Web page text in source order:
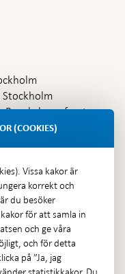
Stockholm
Brunkebergsfaret,
(COOKIES)
Vissa kakor är
korrekt och
du besöker
för att samla in
och ge våra
och för detta
på ”Ja, jag